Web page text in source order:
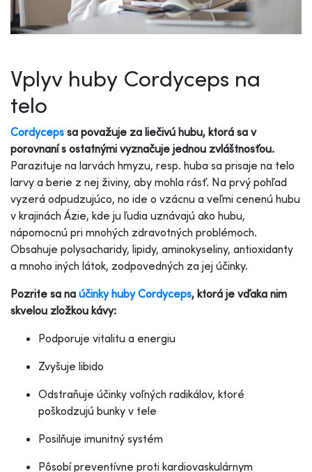
Vplyv huby Cordyceps na
telo
Cordyceps sa považuje za liečivú hubu, ktorá sa v
porovnaní s ostatnými vyznačuje jednou zvláštnosťou.
Parazituje na larvách hmyzu, resp. huba sa prisaje na telo
larvy a berie z nej živiny, aby mohla rásť. Na prvý pohľad
vyzerá odpudzujúco, no ide o vzácnu a veľmi cenenú hubu
v krajinách Ázie, kde ju ľudia uznávajú ako hubu,
nápomocnú pri mnohých zdravotných problémoch.
Obsahuje polysacharidy, lipidy, aminokyseliny, antioxidanty
a mnoho iných látok, zodpovedných za jej účinky.
Pozrite sa na účinky huby Cordyceps, ktorá je vďaka nim
skvelou zložkou kávy:
Podporuje vitalitu a energiu
Zvyšuje libido
Odstraňuje účinky voľných radikálov, ktoré
poškodzujú bunky v tele
Posilňuje imunitný systém
Pôsobí preventívne proti kardiovaskulárnym